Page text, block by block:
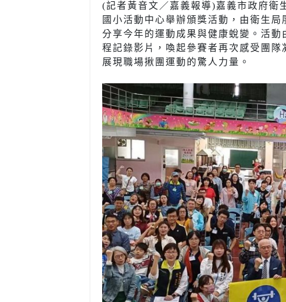
(記者黃音文／嘉義報導)嘉義市政府衛
國小活動中心舉辦頒獎活動，由衛生
分享今年的運動成果與健康蛻變。活
程記錄影片，喚起參賽者再次感受團
展現職場揪團運動的驚人力量。